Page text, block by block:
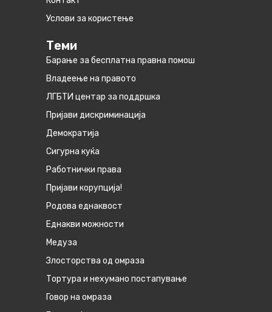
Услови за користење
Теми
Барање за бесплатна правна помош
Владеење на правото
ЛГБТИ центар за поддршка
Пријави дискриминација
Демократија
Сигурна куќа
Работнички права
Пријави корупција!
Родова еднаквост
Eднакви можности
Медуза
Злосторства од омраза
Тортура и нехумано постапување
Говор на омраза